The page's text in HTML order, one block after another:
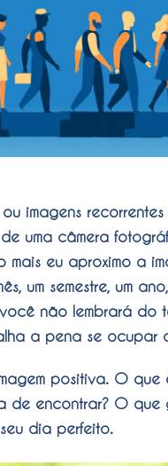
imagens
uma câmera
mais eu aproximo a
um semestre, um
não lembrará do
a pena se ocupar
positiva. O
de encontrar? O que
dia perfeito.